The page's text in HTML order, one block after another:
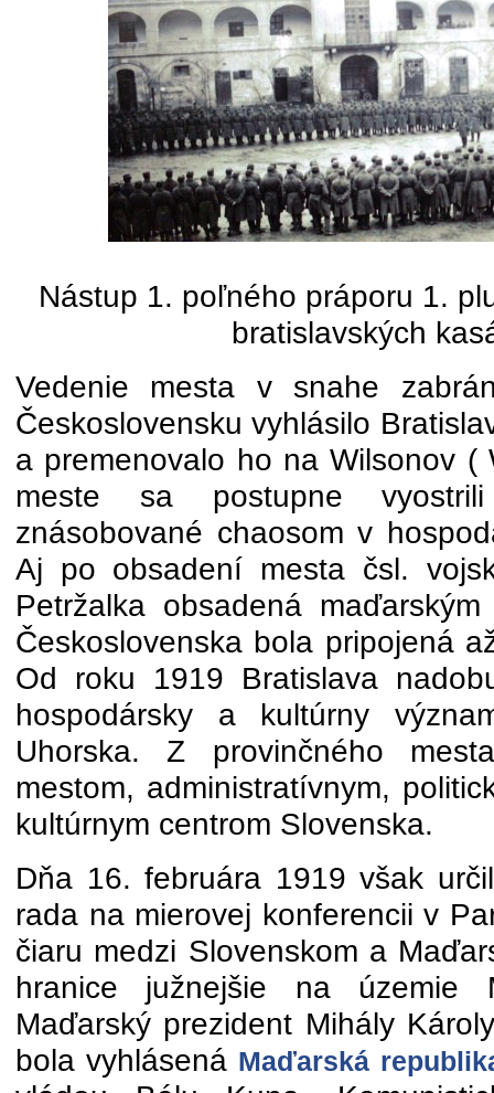
Nástup 1. poľného práporu 1.
bratislavských
Vedenie mesta v snahe
Československu vyhlásilo
a premenovalo ho na Wilsonov (
meste sa postupne
znásobované chaosom v
Aj po obsadení mesta čsl.
Petržalka obsadená
Československa bola pripojená
Od roku 1919 Bratislava
hospodársky a kultúrny
Uhorska. Z provinčného
mestom, administratívnym,
kultúrnym centrom Slovenska.
Dňa 16. februára 1919 však
rada na mierovej konferencii v
čiaru medzi Slovenskom a
hranice južnejšie na územie
Maďarský prezident Mihály
bola vyhlásená Maďarská